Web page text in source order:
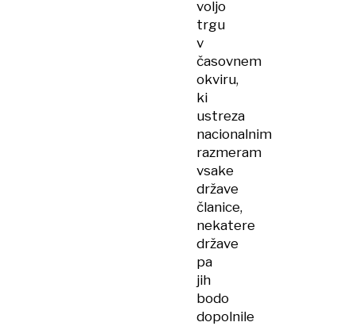
voljo
trgu
v
časovnem
okviru,
ki
ustreza
nacionalnim
razmeram
vsake
države
članice,
nekatere
države
pa
jih
bodo
dopolnile